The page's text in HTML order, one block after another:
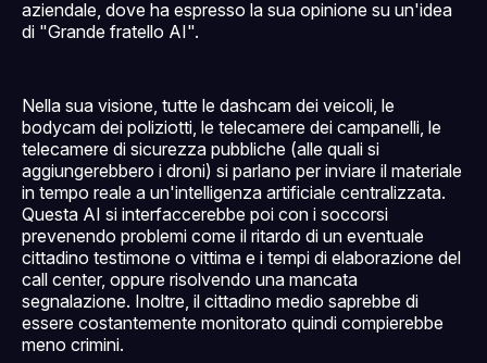
aziendale, dove ha espresso la sua opinione su un'idea
di "Grande fratello AI".
Nella sua visione, tutte le dashcam dei veicoli, le
bodycam dei poliziotti, le telecamere dei campanelli, le
telecamere di sicurezza pubbliche (alle quali si
aggiungerebbero i droni) si parlano per inviare il materiale
in tempo reale a un'intelligenza artificiale centralizzata.
Questa AI si interfaccerebbe poi con i soccorsi
prevenendo problemi come il ritardo di un eventuale
cittadino testimone o vittima e i tempi di elaborazione del
call center, oppure risolvendo una mancata
segnalazione. Inoltre, il cittadino medio saprebbe di
essere costantemente monitorato quindi compierebbe
meno crimini.